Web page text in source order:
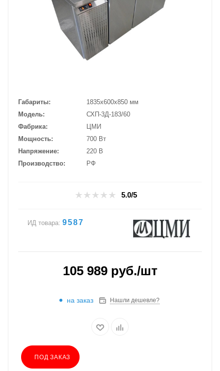
Габариты
1835х600х850 мм
Модель
СХП-3Д-183/60
Фабрика
ЦМИ
Мощность
700 Вт
Напряжение
220 В
Производство
РФ
5.0/5
ИД товара: 9587
105 989руб./шт
на заказ Нашли дешевле?
ПОД ЗАКАЗ